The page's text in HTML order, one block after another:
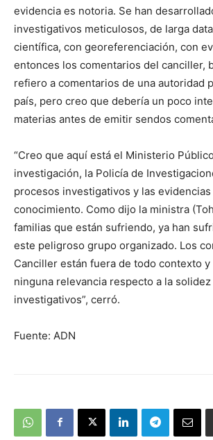
evidencia es notoria. Se han
investigativos meticulosos, de larga
científica, con georeferenciación, con
entonces los comentarios del canciller,
refiero a comentarios de una autoridad
país, pero creo que debería un poco
materias antes de emitir sendos
“Creo que aquí está el Ministerio
investigación, la Policía de
procesos investigativos y las
conocimiento. Como dijo la ministra
familias que están sufriendo, ya han
este peligroso grupo organizado. Los
Canciller están fuera de todo contexto
ninguna relevancia respecto a la
investigativos”, cerró.
Fuente: ADN